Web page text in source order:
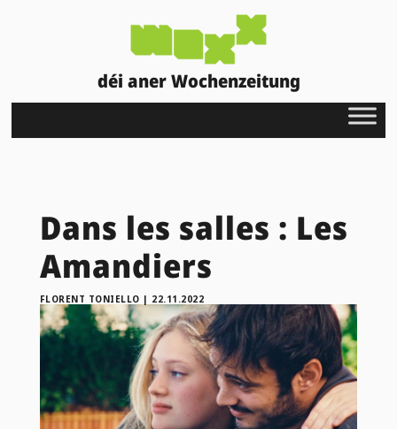
déi aner Wochenzeitung
Dans les salles : Les
Amandiers
FLORENT TONIELLO | 22.11.2022